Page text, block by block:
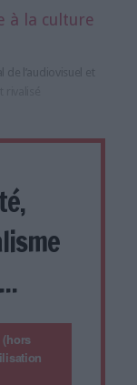
à la culture
de l’audiovisuel et
(hors